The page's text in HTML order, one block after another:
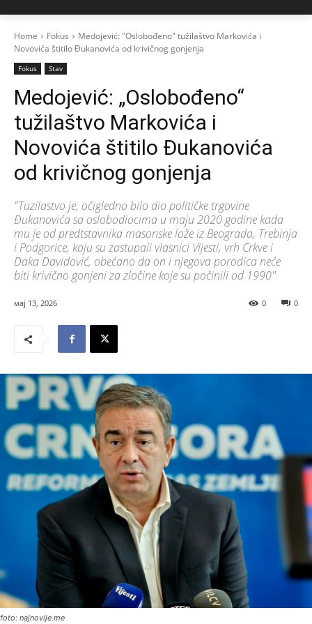
Home Fokus
Medojević: "Oslobođeno" tužilaštvo Markovića i
Novovića štitilo Đukanovića od krivičnog gonjenja
Fokus Stav
Medojević: „Oslobođeno“
tužilaštvo Markovića i
Novovića štitilo Đukanovića
od krivičnog gonjenja
"Tuzilastvo je, očigledno bilo dio političke trgovine
Đukanovića sa oslobodiocima u maju 2020 godine kada
mu je od predtstavnika masonske lože iz Beograda, Trebinja
i Podgorice, koju su zastupali vlasnici Vijesti, vrh Crkve i
Daka Davidović, obećano da on i njegova porodica neće
biti krivično gonjeni za zločine koje su počinili od 1990"
мај 13, 2026 0
0
foto: najnovije.me